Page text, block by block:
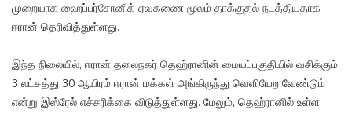
முறையாக ஹைப்பர்சோனிக் ஏவுகணை மூலம் தாக்குதல் நடத்தியதாக
ஈரான் தெரிவித்துள்ளது.
இந்த நிலையில், ஈரான் தலைநகர் தெஹ்ரானின் மையப்பகுதியில் வசிக்கும்
3 லட்சத்து 30 ஆயிரம் ஈரான் மக்கள் அங்கிருந்து வெளியேற வேண்டும்
என்று இஸ்ரேல் எச்சரிக்கை விடுத்துள்ளது. மேலும், தெஹ்ரானில் உள்ள